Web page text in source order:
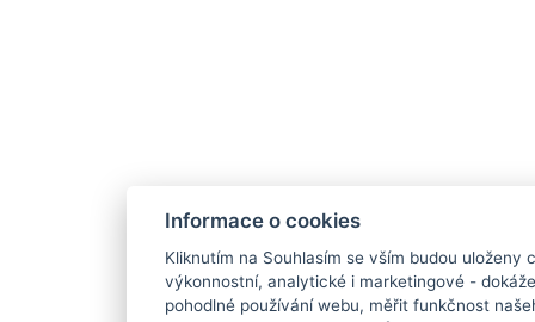
Informace o cookies
Kliknutím na Souhlasím se vším budou uloženy
výkonnostní, analytické i marketingové -
pohodlné používání webu, měřit funkčnost